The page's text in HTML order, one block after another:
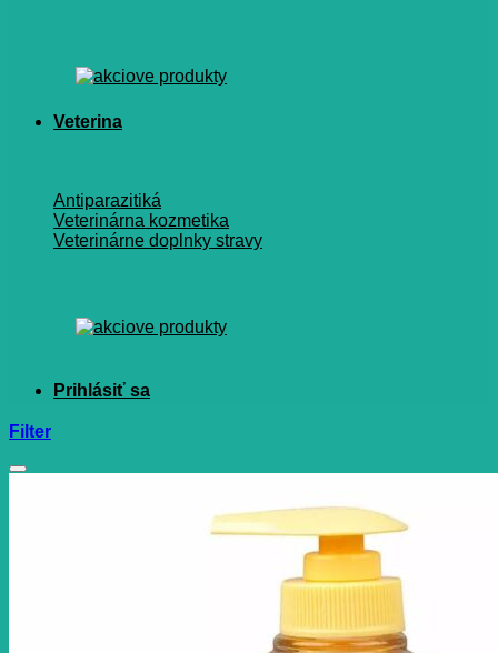
Veterina
Antiparazitiká
Veterinárna kozmetika
Veterinárne doplnky stravy
Filter